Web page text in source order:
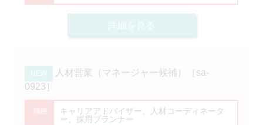
詳細を見る
人材営業（マネージャー候補）［sa-
0923］
キャリアアドバイザー、人材コーディネータ
ー、採用プランナー